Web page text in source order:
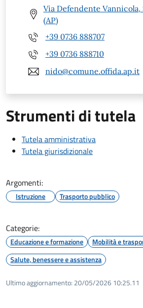
Via Defendente Vannicola,
(AP)
+39 0736 888707
+39 0736 888710
nido@comune.offida.ap.it
Strumenti di tutela
Tutela amministrativa
Tutela giurisdizionale
Argomenti:
Istruzione Trasporto pubblico
Categorie:
Educazione e formazione
Mobilità e
Salute, benessere e assistenza
Ultimo aggiornamento: 20/05/2026 10:25.11